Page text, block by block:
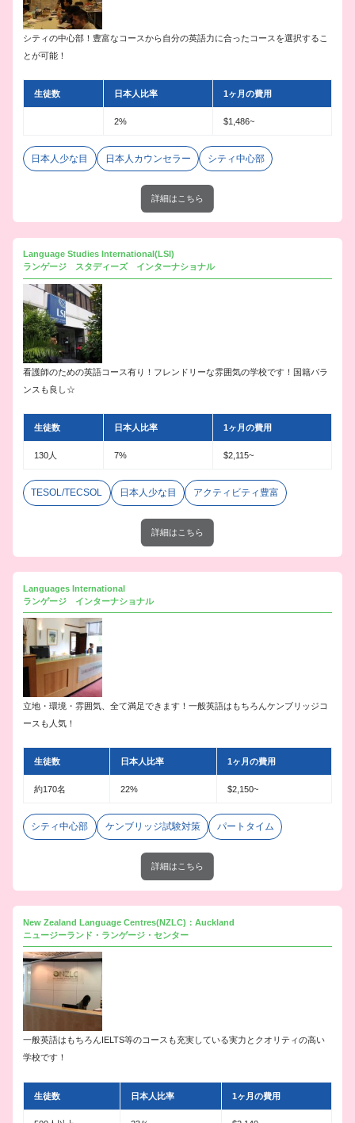
シティの中心部！豊富なコースから自分の英語力に合ったコースを選択するこ
とが可能！
生徒数 日本人比率 1ヶ月の費用
2% $1,486~
日本人少な目 日本人カウンセラー シティ中心部
詳細はこちら
Language Studies International(LSI)
ランゲージ スタディーズ インターナショナル
看護師のための英語コース有り！フレンドリーな雰囲気の学校です！国籍バラ
ンスも良し☆
生徒数 日本人比率 1ヶ月の費用
130人 7% $2,115~
TESOL/TECSOL 日本人少な目 アクティビティ豊富
詳細はこちら
Languages International
ランゲージ インターナショナル
立地・環境・雰囲気、全て満足できます！一般英語はもちろんケンブリッジコ
ースも人気！
生徒数 日本人比率 1ヶ月の費用
約170名 22% $2,150~
シティ中心部 ケンブリッジ試験対策 パートタイム
詳細はこちら
New Zealand Language Centres(NZLC)：Auckland
ニュージーランド・ランゲージ・センター
一般英語はもちろんIELTS等のコースも充実している実力とクオリティの高い
学校です！
生徒数 日本人比率 1ヶ月の費用